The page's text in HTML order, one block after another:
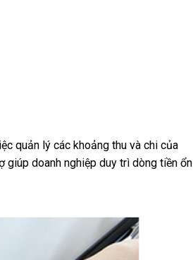
quản lý các khoảng thu và chi của
giúp doanh nghiệp duy trì dòng tiền ổn